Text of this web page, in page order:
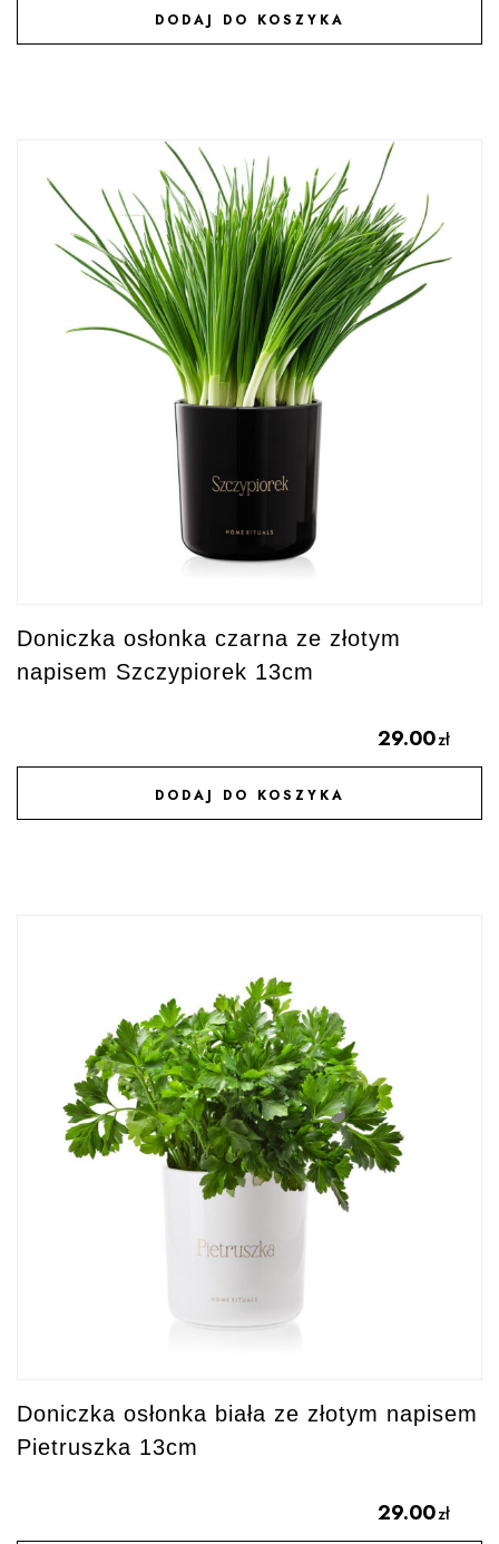
DODAJ DO KOSZYKA
DODAJ DO ULUBIONYCH
Doniczka osłonka czarna ze złotym
napisem Szczypiorek 13cm
29.00zł
DODAJ DO KOSZYKA
DODAJ DO ULUBIONYCH
Doniczka osłonka biała ze złotym napisem
Pietruszka 13cm
29.00zł